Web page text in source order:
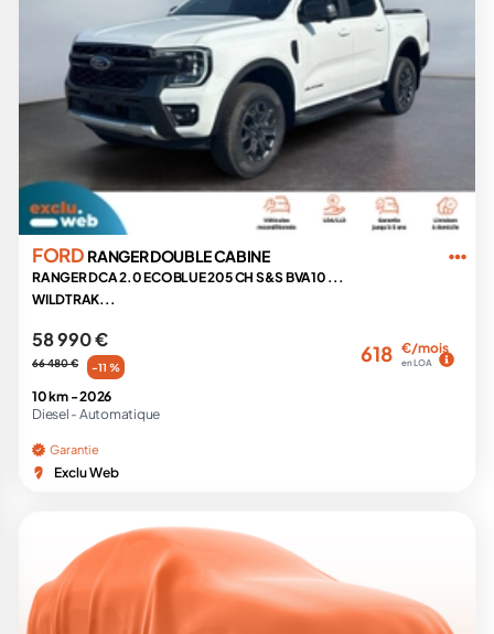
FORD RANGER DOUBLE CABINE
RANGER DCA 2.0 ECOBLUE 205 CH S&S BVA10 ...
WILDTRAK...
58 990 €
66 480 € -11 %
618 €/mois
en LOA
10 km -2026
Diesel - Automatique
Garantie
Exclu Web